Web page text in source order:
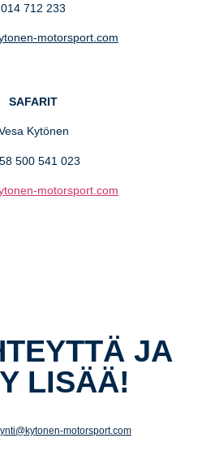
014 712 233
motorsport.com
SAFARIT
Kytönen
500 541 023
motorsport.com
JA
LISÄÄ!
motorsport.com